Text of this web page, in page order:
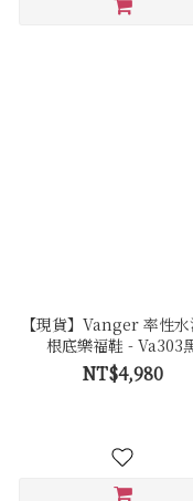
【現貨】Vanger 率性
根底樂福鞋 - Va303
NT$4,980